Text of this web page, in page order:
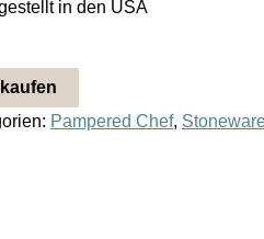
in den USA
Pampered Chef,